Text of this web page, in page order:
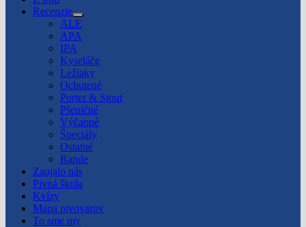
Recenzie
Show
sub
menu
ALE
APA
IPA
Kyseláče
Ležiaky
Ochutené
Porter & Stout
Pšeničné
Výčapné
Špeciály
Ostatné
Rande
Zaujalo nás
Pivná škola
Kvízy
Mapa pivovarov
To sme my